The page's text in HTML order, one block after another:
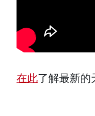
在此了解最新的